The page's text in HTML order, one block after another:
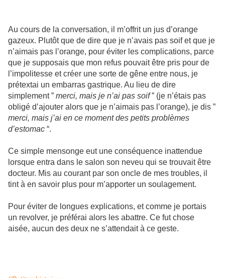
Au cours de la conversation, il m’offrit un jus d’orange
gazeux. Plutôt que de dire que je n’avais pas soif et que je
n’aimais pas l’orange, pour éviter les complications, parce
que je supposais que mon refus pouvait être pris pour de
l’impolitesse et créer une sorte de gêne entre nous, je
prétextai un embarras gastrique. Au lieu de dire
simplement ” merci, mais je n’ai pas soif” (je n’étais pas
obligé d’ajouter alors que je n’aimais pas l’orange), je dis ”
merci, mais j’ai en ce moment des petits problèmes
d’estomac “.
Ce simple mensonge eut une conséquence inattendue
lorsque entra dans le salon son neveu qui se trouvait être
docteur. Mis au courant par son oncle de mes troubles, il
tint à en savoir plus pour m’apporter un soulagement.
Pour éviter de longues explications, et comme je portais
un revolver, je préférai alors les abattre. Ce fut chose
aisée, aucun des deux ne s’attendait à ce geste.